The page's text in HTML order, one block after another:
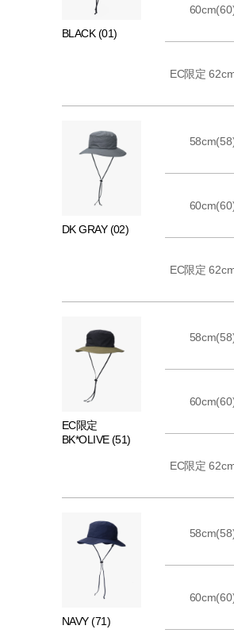
BLACK (01)
EC限定
DK GRAY (02)
EC限定
EC限定
BK*OLIVE (51)
EC限定
NAVY (71)